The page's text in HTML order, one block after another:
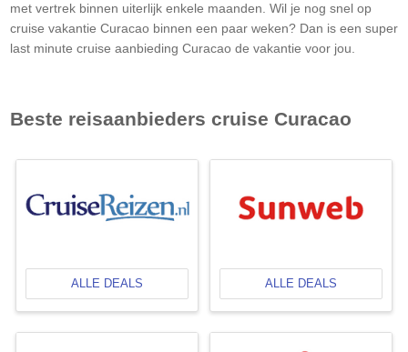
met vertrek binnen uiterlijk enkele maanden. Wil je nog snel op
cruise vakantie Curacao binnen een paar weken? Dan is een super
last minute cruise aanbieding Curacao de vakantie voor jou.
Beste reisaanbieders cruise Curacao
ALLE DEALS ALLE DEALS